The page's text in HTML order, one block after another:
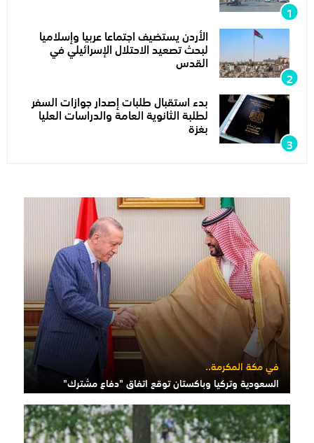
الأردن يستضيف اجتماعا عربيا وإسلاميا
لبحث تصعيد الاحتلال الإسرائيلي في
القدس
بدء استقبال طلبات إصدار جوازات السفر
لطلبة الثانوية العامة والدراسات العليا
بغزة
في مكة المكرمة..
السعودية وتركيا وباكستان توقع اتفاق "دفاع مشترك"